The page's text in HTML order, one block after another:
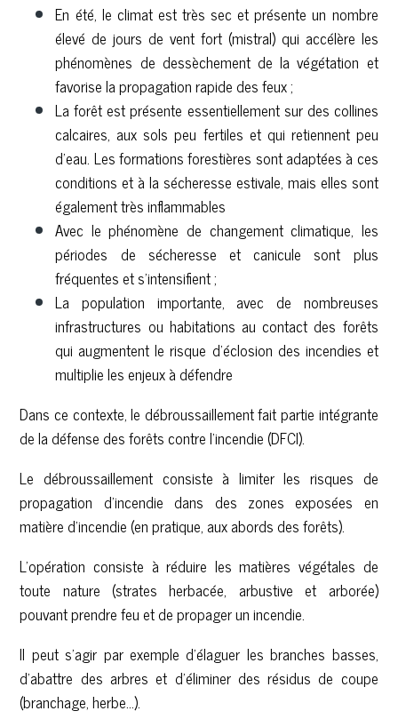
En été, le climat est très sec et présente un nombre
élevé de jours de vent fort (mistral) qui accélère les
phénomènes de dessèchement de la végétation et
favorise la propagation rapide des feux ;
La forêt est présente essentiellement sur des collines
calcaires, aux sols peu fertiles et qui retiennent peu
d'eau. Les formations forestières sont adaptées à ces
conditions et à la sécheresse estivale, mais elles sont
également très inflammables
Avec le phénomène de changement climatique, les
périodes de sécheresse et canicule sont plus
fréquentes et s’intensifient ;
La population importante, avec de nombreuses
infrastructures ou habitations au contact des forêts
qui augmentent le risque d’éclosion des incendies et
multiplie les enjeux à défendre
Dans ce contexte, le débroussaillement fait partie intégrante
de la défense des forêts contre l'incendie (DFCI).
Le débroussaillement consiste à limiter les risques de
propagation d'incendie dans des zones exposées en
matière d'incendie (en pratique, aux abords des forêts).
L'opération consiste à réduire les matières végétales de
toute nature (strates herbacée, arbustive et arborée)
pouvant prendre feu et de propager un incendie.
Il peut s'agir par exemple d'élaguer les branches basses,
d’abattre des arbres et d'éliminer des résidus de coupe
(branchage, herbe...).